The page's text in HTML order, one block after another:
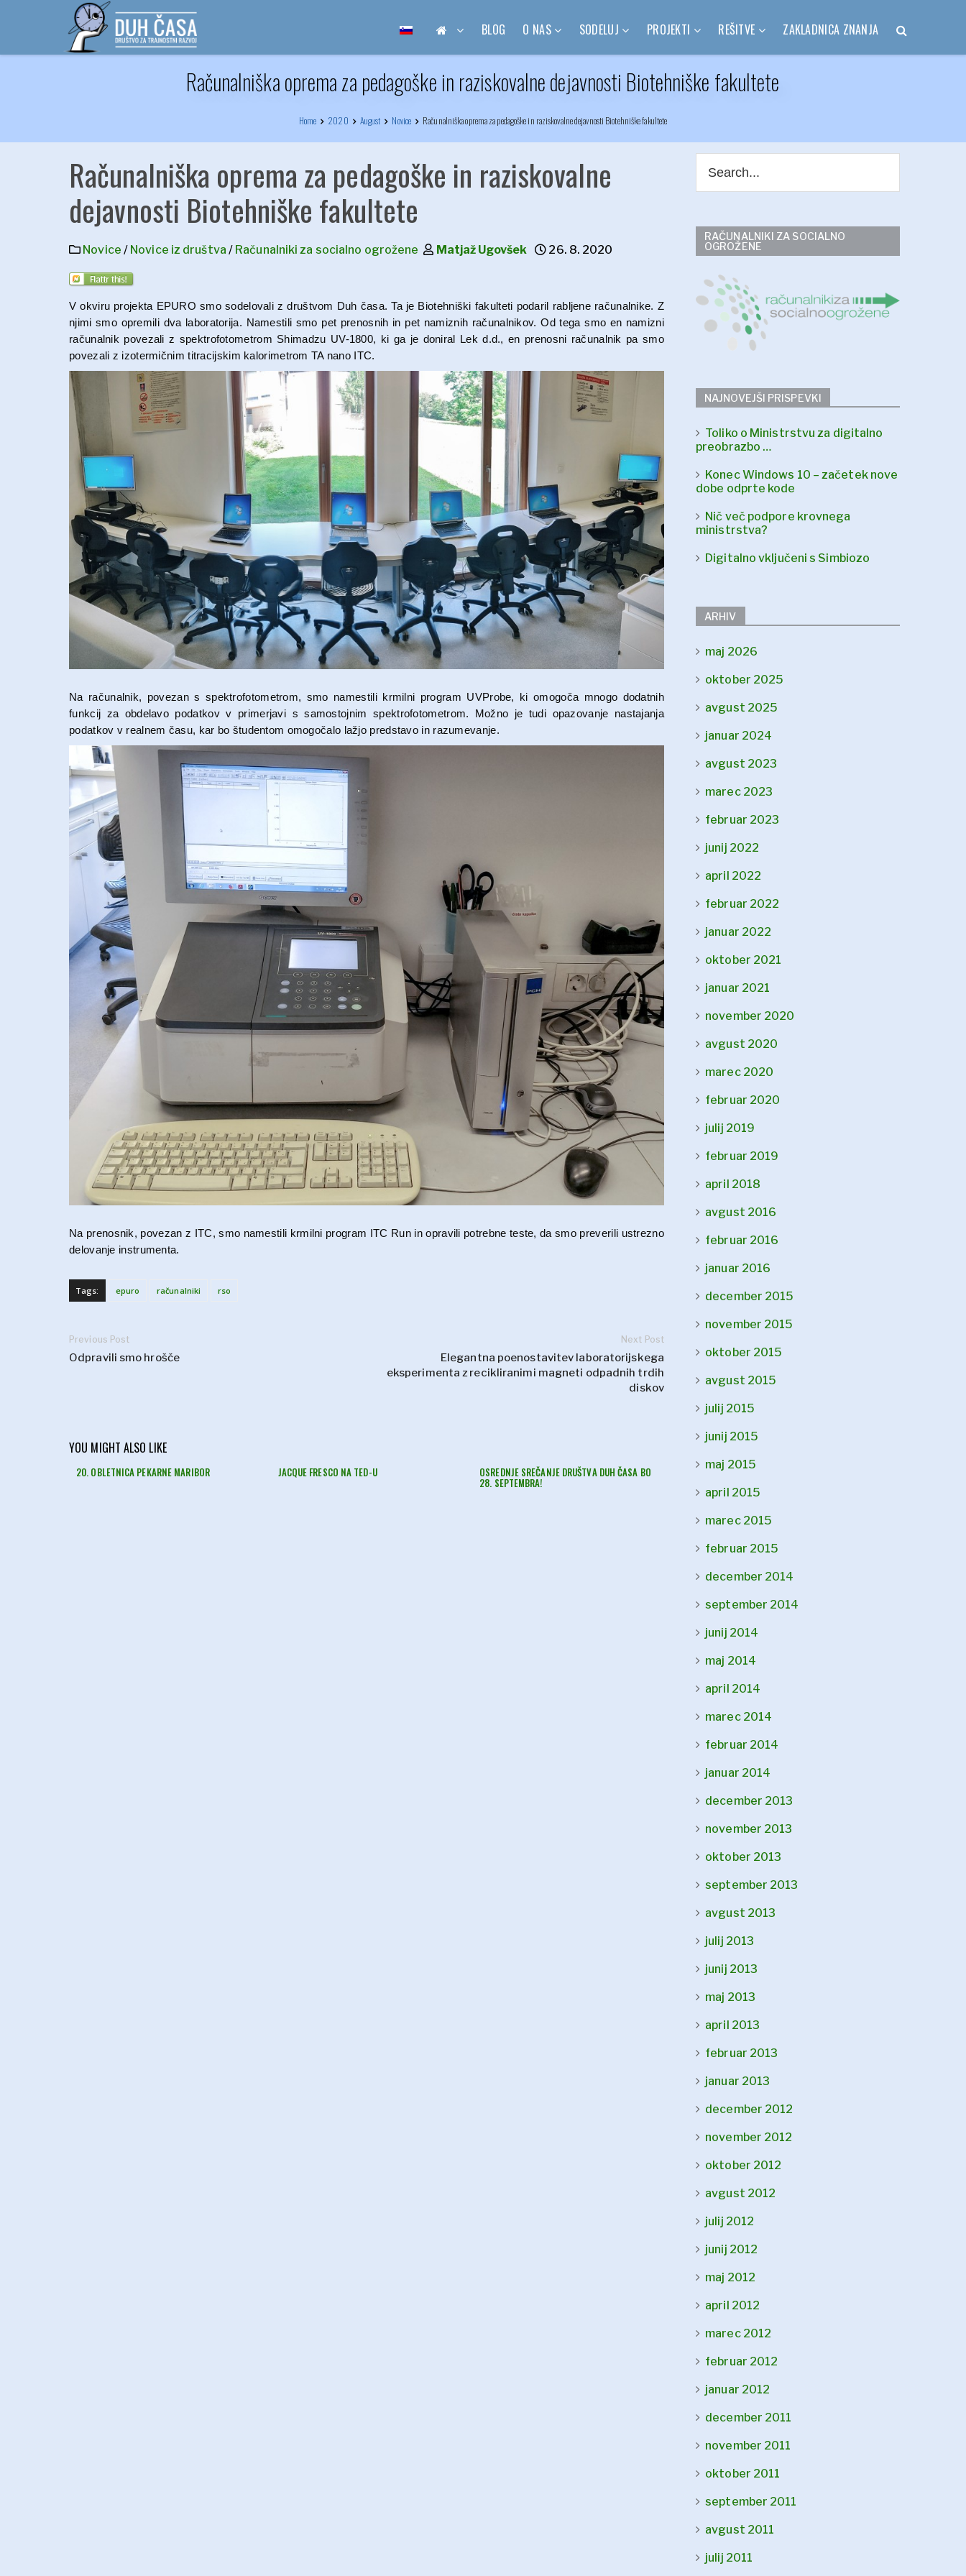
BLOG O NAS SODELUJ PROJEKTI REŠITVE ZAKLADNICA ZNANJA
Računalniška oprema za pedagoške in raziskovalne dejavnosti Biotehniške fakultete
Home 2020 August Novice Računalniška oprema za pedagoške in raziskovalne dejavnosti Biotehniške fakultete
Računalniška oprema za pedagoške in raziskovalne
dejavnosti Biotehniške fakultete
Novice / Novice iz društva / Računalniki za socialno ogrožene Matjaž Ugovšek 26. 8. 2020
V okviru projekta EPURO smo sodelovali z društvom Duh časa. Ta je Biotehniški fakulteti podaril rabljene računalnike. Z
njimi smo opremili dva laboratorija. Namestili smo pet prenosnih in pet namiznih računalnikov. Od tega smo en namizni
računalnik povezali z spektrofotometrom Shimadzu UV-1800, ki ga je doniral Lek d.d., en prenosni računalnik pa smo
povezali z izotermičnim titracijskim kalorimetrom TA nano ITC.
Na računalnik, povezan s spektrofotometrom, smo namestili krmilni program UVProbe, ki omogoča mnogo dodatnih
funkcij za obdelavo podatkov v primerjavi s samostojnim spektrofotometrom. Možno je tudi opazovanje nastajanja
podatkov v realnem času, kar bo študentom omogočalo lažjo predstavo in razumevanje.
Na prenosnik, povezan z ITC, smo namestili krmilni program ITC Run in opravili potrebne teste, da smo preverili ustrezno
delovanje instrumenta.
Tags: epuro računalniki rso
Previous Post
Odpravili smo hrošče
Next Post
Elegantna poenostavitev laboratorijskega
eksperimenta z recikliranimi magneti odpadnih trdih
diskov
YOU MIGHT ALSO LIKE
20. OBLETNICA PEKARNE MARIBOR JACQUE FRESCO NA TED-U OSREDNJE SREČANJE DRUŠTVA DUH ČASA BO
28. SEPTEMBRA!
RAČUNALNIKI ZA SOCIALNO
OGROŽENE
NAJNOVEJŠI PRISPEVKI
Toliko o Ministrstvu za digitalno
preobrazbo …
Konec Windows 10 – začetek nove
dobe odprte kode
Nič več podpore krovnega
ministrstva?
Digitalno vključeni s Simbiozo
ARHIV
maj 2026
oktober 2025
avgust 2025
januar 2024
avgust 2023
marec 2023
februar 2023
junij 2022
april 2022
februar 2022
januar 2022
oktober 2021
januar 2021
november 2020
avgust 2020
marec 2020
februar 2020
julij 2019
februar 2019
april 2018
avgust 2016
februar 2016
januar 2016
december 2015
november 2015
oktober 2015
avgust 2015
julij 2015
junij 2015
maj 2015
april 2015
marec 2015
februar 2015
december 2014
september 2014
junij 2014
maj 2014
april 2014
marec 2014
februar 2014
januar 2014
december 2013
november 2013
oktober 2013
september 2013
avgust 2013
julij 2013
junij 2013
maj 2013
april 2013
februar 2013
januar 2013
december 2012
november 2012
oktober 2012
avgust 2012
julij 2012
junij 2012
maj 2012
april 2012
marec 2012
februar 2012
januar 2012
december 2011
november 2011
oktober 2011
september 2011
avgust 2011
julij 2011